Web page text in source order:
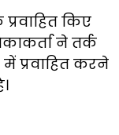
किए
ने तर्क
में प्रवाहित करने